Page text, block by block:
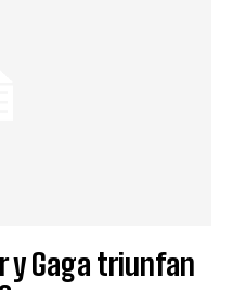
y Gaga triunfan